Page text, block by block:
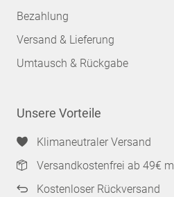
Bezahlung
Versand & Lieferung
Umtausch & Rückgabe
Unsere Vorteile
Klimaneutraler Versand
Versandkostenfrei ab 49€
Kostenloser Rückversand